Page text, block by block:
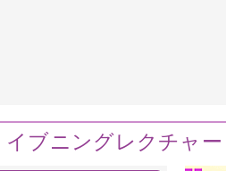
イブニングレクチャー